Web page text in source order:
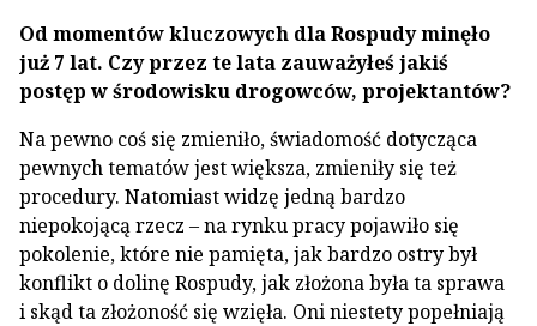
Od momentów kluczowych dla Rospudy minęło
już 7 lat. Czy przez te lata zauważyłeś jakiś
postęp w środowisku drogowców, projektantów?
Na pewno coś się zmieniło, świadomość dotycząca
pewnych tematów jest większa, zmieniły się też
procedury. Natomiast widzę jedną bardzo
niepokojącą rzecz – na rynku pracy pojawiło się
pokolenie, które nie pamięta, jak bardzo ostry był
konflikt o dolinę Rospudy, jak złożona była ta sprawa
i skąd ta złożoność się wzięła. Oni niestety popełniają